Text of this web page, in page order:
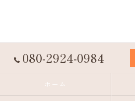
080-2924-0984
ホーム